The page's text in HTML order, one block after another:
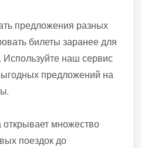
предложения разных
билеты заранее для
наш сервис
предложений на
множество
поездок до